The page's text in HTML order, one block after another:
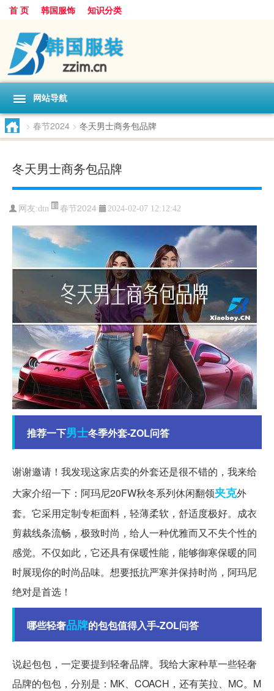
首 页 韩国服饰 知识分类
网站导航
> 春节2024 > 冬天男士商务包品牌
冬天男士商务包品牌
网友:dtn 春节2024 2024-02-07 12:12:42
推荐一下男士冬季外套-ZOL问答
谢谢邀请！我发现这家店卖的外套还是很不错的，我来给
大家介绍一下：阿玛尼20FW秋冬系列休闲翻领夹克外
套。它采用定制专柜面料，轻薄柔软，舒适度极好。成衣
剪裁线条流畅，极致时尚，给人一种优雅而又不失个性的
感觉。不仅如此，它还具有保暖性能，能够御寒保暖的同
时展现你的时尚品味。想要抵抗严寒并保持时尚，阿玛尼
绝对是首选！
哪些轻奢品牌的包包值得入手-ZOL问答
说起包包，一定要提到轻奢品牌。我给大家种草一些轻奢
品牌的包包，分别是：MK、COACH，还有芙拉、MC。M